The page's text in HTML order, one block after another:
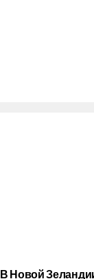
В Новой